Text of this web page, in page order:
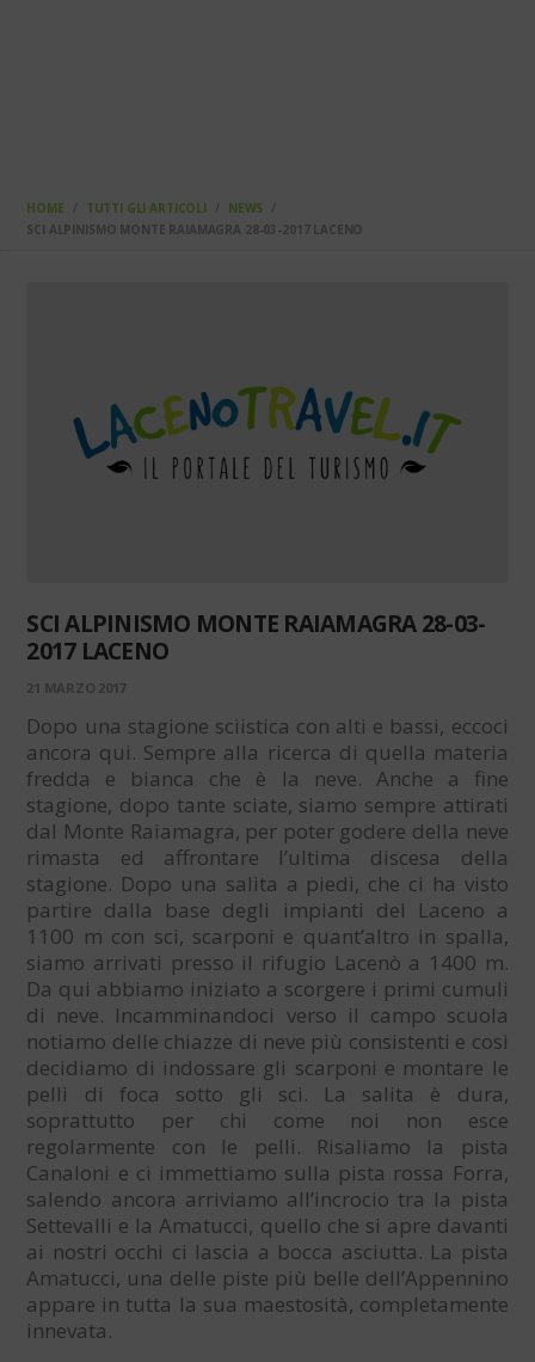
HOME TUTTI GLI ARTICOLI
NEWS
SCI ALPINISMO MONTE RAIAMAGRA 28-03-2017 LACENO
SCI ALPINISMO MONTE RAIAMAGRA 28-03-
2017 LACENO
21 MARZO 2017
Dopo una stagione sciistica con alti e bassi, eccoci
ancora qui. Sempre alla ricerca di quella materia
fredda e bianca che è la neve. Anche a fine
stagione, dopo tante sciate, siamo sempre attirati
dal Monte Raiamagra, per poter godere della neve
rimasta ed affrontare l’ultima discesa della
stagione. Dopo una salita a piedi, che ci ha visto
partire dalla base degli impianti del Laceno a
1100 m con sci, scarponi e quant’altro in spalla,
siamo arrivati presso il rifugio Lacenò a 1400 m.
Da qui abbiamo iniziato a scorgere i primi cumuli
di neve. Incamminandoci verso il campo scuola
notiamo delle chiazze di neve più consistenti e così
decidiamo di indossare gli scarponi e montare le
pelli di foca sotto gli sci. La salita è dura,
soprattutto per chi come noi non esce
regolarmente con le pelli. Risaliamo la pista
Canaloni e ci immettiamo sulla pista rossa Forra,
salendo ancora arriviamo all’incrocio tra la pista
Settevalli e la Amatucci, quello che si apre davanti
ai nostri occhi ci lascia a bocca asciutta. La pista
Amatucci, una delle piste più belle dell’Appennino
appare in tutta la sua maestosità, completamente
innevata.